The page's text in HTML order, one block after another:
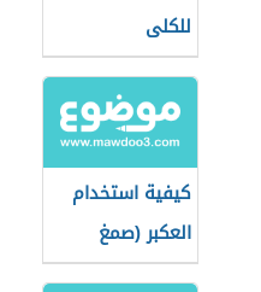
للكلى
كيفية استخدام
العكبر (صمغ
النحل)